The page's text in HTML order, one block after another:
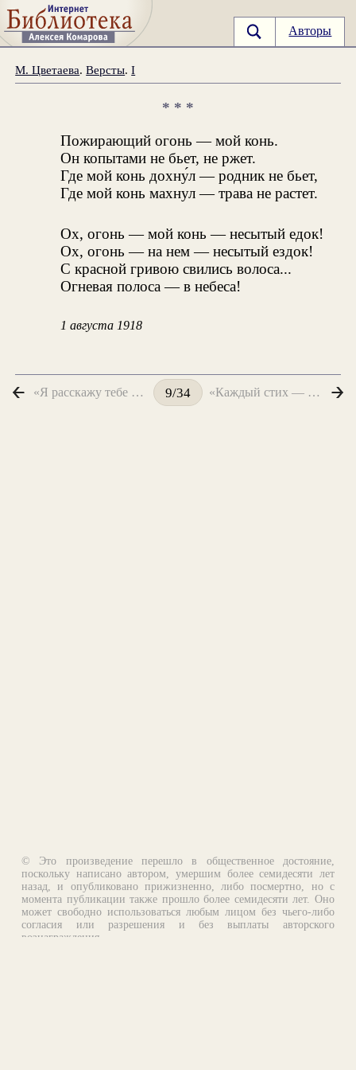
Авторы
М. Цветаева.Версты.I
* * *
Пожирающий огонь — мой конь.
Он копытами не бьет, не ржет.
Где мой конь дохну́л — родник не бьет,
Где мой конь махнул — трава не растет.
Ох, огонь — мой конь — несытый едок!
Ох, огонь — на нем — несытый ездок!
С красной гривою свились волоса...
Огневая полоса — в небеса!
1 августа 1918
«Я расскажу тебе — про великий обман...» 9/34 «Каждый стих — дитя любви...»
© Это произведение перешло в общественное достояние,
поскольку написано автором, умершим более семидесяти лет
назад, и опубликовано прижизненно, либо посмертно, но с
момента публикации также прошло более семидесяти лет. Оно
может свободно использоваться любым лицом без чьего-либо
согласия или разрешения и без выплаты авторского
вознаграждения.